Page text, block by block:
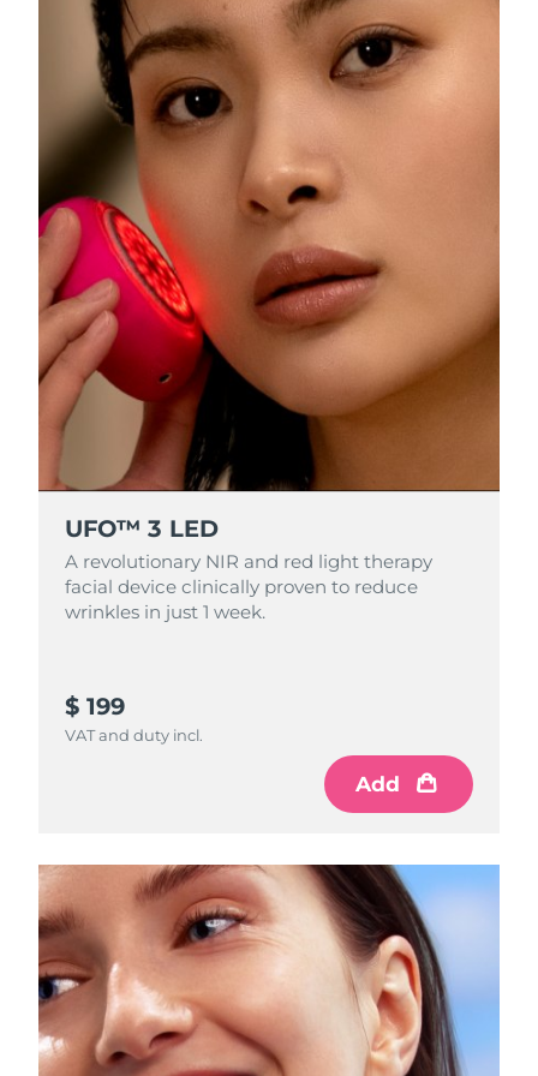
UFO™ 3 LED
A revolutionary NIR and red light therapy
facial device clinically proven to reduce
wrinkles in just 1 week.
$ 199
VAT and duty incl.
Add
R.A.S. chinoise de
Macao
Livraison estimée12/08/2026
Malaisie
Malte Livraison estimée
Mexique Livraison estimée
Monaco Livraison estimée
Pays-Bas Livraison estimée 10/08/2026
Nouvelle-Zélande Livraison estimée
Norvège Livraison estimée
Oman
Philippines Livraison estimée13/08/2026
Portugal
Livraison estimée12/08/2026
Livraison estimée11/08/2026
La Réunion Livraison estimée15/08/2026
Roumanie Livraison estimée 10/08/2026
Russie Livraison estimée18/08/2026
Arabie saoudite Livraison estimée11/08/2026